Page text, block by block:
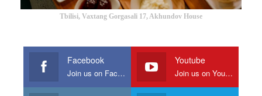
Tbilisi, Vaxtang Gorgasali 17, Akhundov House
Facebook
Join us on Facebook
Youtube
Join us on Youtube